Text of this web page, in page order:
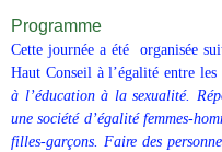
Programme
Cette journée a été organisée
Haut Conseil à l’égalité entre
à l’éducation à la sexualité.
une société d’égalité femmes-
filles-garçons. Faire des